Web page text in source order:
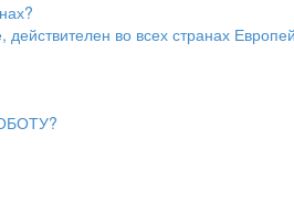
во всех странах